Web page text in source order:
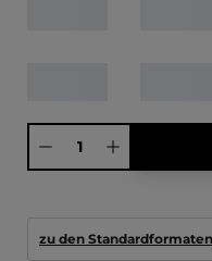
Produkt Anzahl: Gib den
zu den Standardformaten